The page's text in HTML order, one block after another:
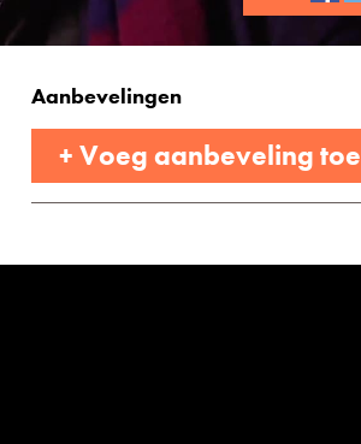
Aanbevelingen
+ Voeg aanbeveling toe